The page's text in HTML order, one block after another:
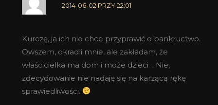
2014-06-02 PRZY 22:01
Kurczę, ja ich nie chce przyprawić o bankructwo.
Owszem, okradli mnie, ale zakładam, że
właścicielka ma dom i może dzieci… Nie,
zdecydowanie nie nadaję się na karzącą rękę
sprawiedliwości.